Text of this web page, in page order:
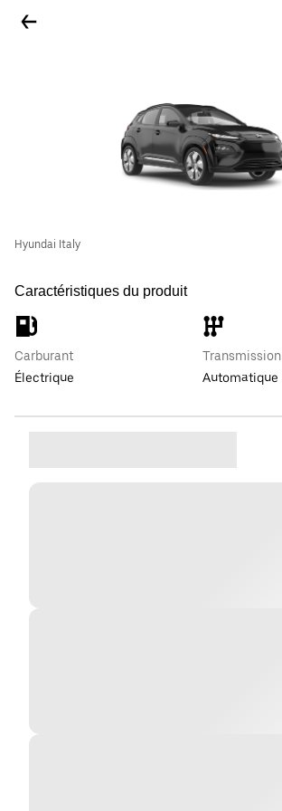
Hyundai Italy
Caractéristiques du produit
Carburant
Électrique
Transmission
Automatique